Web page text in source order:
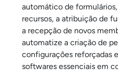
automático de
recursos, a atribuição de
a recepção de novos
automatize a criação de
configurações reforçadas
softwares essenciais em